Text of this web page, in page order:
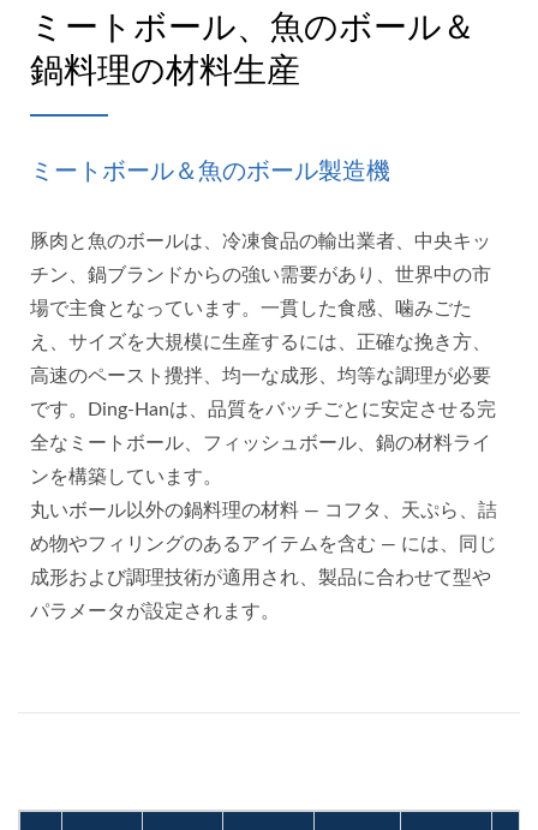
ミートボール、魚のボール＆
鍋料理の材料生産
ミートボール＆魚のボール製造機
豚肉と魚のボールは、冷凍食品の輸出業者、中央キッ
チン、鍋ブランドからの強い需要があり、世界中の市
場で主食となっています。一貫した食感、噛みごた
え、サイズを大規模に生産するには、正確な挽き方、
高速のペースト攪拌、均一な成形、均等な調理が必要
です。Ding-Hanは、品質をバッチごとに安定させる完
全なミートボール、フィッシュボール、鍋の材料ライ
ンを構築しています。
丸いボール以外の鍋料理の材料 — コフタ、天ぷら、詰
め物やフィリングのあるアイテムを含む — には、同じ
成形および調理技術が適用され、製品に合わせて型や
パラメータが設定されます。